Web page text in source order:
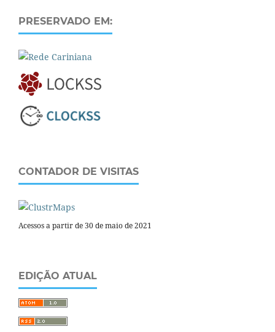
PRESERVADO EM:
CONTADOR DE VISITAS
Acessos a partir de 30 de maio de 2021
EDIÇÃO ATUAL